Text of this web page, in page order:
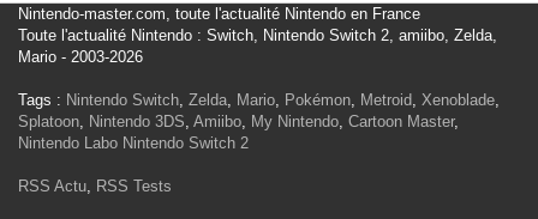
Nintendo-master.com, toute l'actualité Nintendo en France
Toute l'actualité Nintendo : Switch, Nintendo Switch 2, amiibo, Zelda,
Mario - 2003-2026
Tags : Nintendo Switch, Zelda, Mario, Pokémon, Metroid, Xenoblade,
Splatoon, Nintendo 3DS, Amiibo, My Nintendo, Cartoon Master,
Nintendo Labo Nintendo Switch 2
RSS Actu, RSS Tests